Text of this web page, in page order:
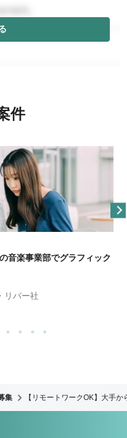
件
音楽事業部でグラフィック
リバー社
集 【リモートワークOK】大手